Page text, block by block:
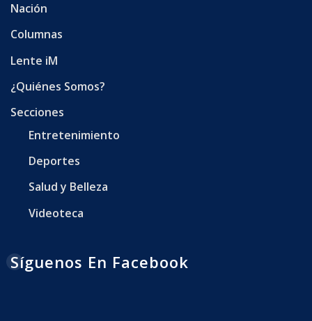
Nación
Columnas
Lente iM
¿Quiénes Somos?
Secciones
Entretenimiento
Deportes
Salud y Belleza
Videoteca
Síguenos En Facebook